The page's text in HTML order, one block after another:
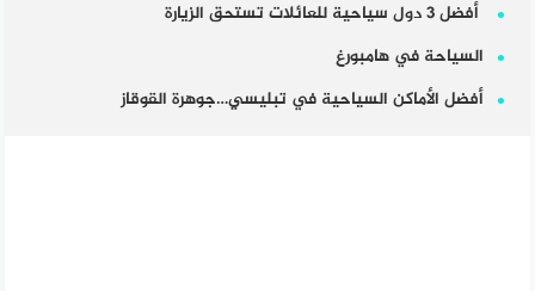
أفضل 3 دول سياحية للعائلات تستحق الزيارة
السياحة في هامبورغ
أفضل الأماكن السياحية في تبليسي…جوهرة القوقاز